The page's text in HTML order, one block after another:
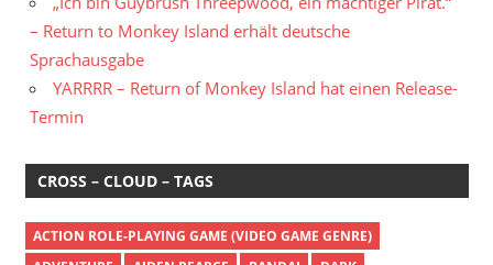
– Return to Monkey Island erhält deutsche
Sprachausgabe
YARRRR – Return of Monkey Island hat einen Release-
Termin
CROSS – CLOUD – TAGS
ACTION ROLE-PLAYING GAME (VIDEO GAME GENRE)